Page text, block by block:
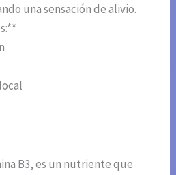
una sensación de alivio.
B3, es un nutriente que